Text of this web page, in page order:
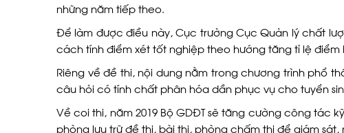
những năm tiếp theo.
Để làm được điều này, Cục trưởng Cục Quản lý chất
cách tính điểm xét tốt nghiệp theo hướng tăng tỉ lệ điểm
Riêng về đề thi, nội dung nằm trong chương trình phổ
câu hỏi có tính chất phân hóa dần phục vụ cho tuyển
Về coi thi, năm 2019 Bộ GDĐT sẽ tăng cường công tác
phòng lưu trữ đề thi, bài thi, phòng chấm thi để giám